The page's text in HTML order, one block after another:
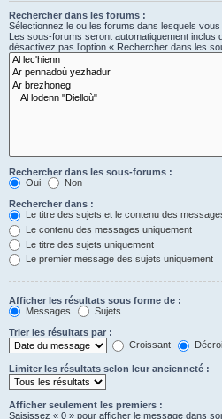
Rechercher dans les forums :
Sélectionnez le ou les forums dans lesquels
Les sous-forums seront automatiquement
désactivez pas l’option « Rechercher dans les
Rechercher dans les sous-forums :
Oui
Non
Rechercher dans :
Le titre des sujets et le contenu des
Le contenu des messages uniquement
Le titre des sujets uniquement
Le premier message des sujets uniquement
Afficher les résultats sous forme de :
Messages
Sujets
Trier les résultats par :
Croissant
Limiter les résultats selon leur ancienneté :
Afficher seulement les premiers :
Saisissez « 0 » pour afficher le message dans